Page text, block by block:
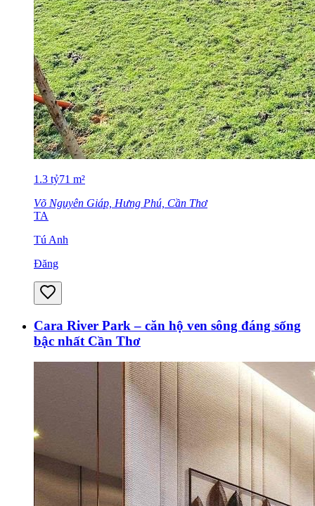
1.3 tỷ71 m²
Võ Nguyên Giáp, Hưng Phú, Cần Thơ
TA
Tú Anh
Đăng
Cara River Park – căn hộ ven sông đáng sống
bậc nhất Cần Thơ